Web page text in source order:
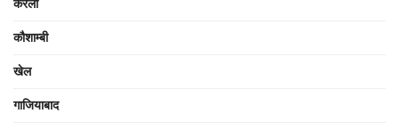
केरला
कौशाम्बी
खेल
गाजियाबाद